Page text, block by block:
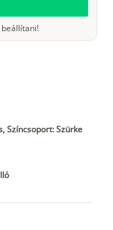
Színcsoport: Szürke